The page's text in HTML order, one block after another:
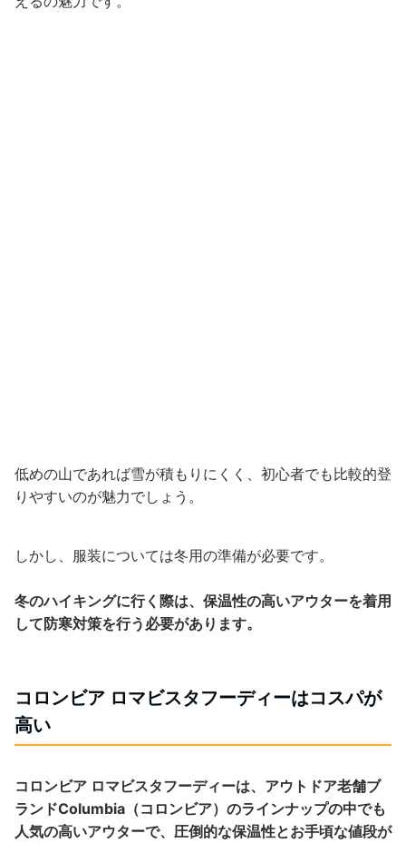
低めの山であれば雪が積もりにくく、初心者でも比較的登
りやすいのが魅力でしょう。
しかし、服装については冬用の準備が必要です。
冬のハイキングに行く際は、保温性の高いアウターを着用
して防寒対策を行う必要があります。
コロンビア ロマビスタフーディーはコスパが
高い
コロンビア ロマビスタフーディーは、アウトドア老舗ブ
ランドColumbia（コロンビア）のラインナップの中でも
人気の高いアウターで、圧倒的な保温性とお手頃な値段が